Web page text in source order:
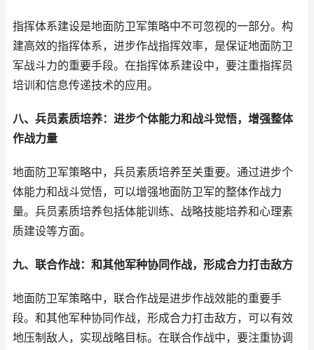
指挥体系建设是地面防卫军策略中不可忽视的一部分。构
建高效的指挥体系，进步作战指挥效率，是保证地面防卫
军战斗力的重要手段。在指挥体系建设中，要注重指挥员
培训和信息传递技术的应用。
八、兵员素质培养：进步个体能力和战斗觉悟，增强整体
作战力量
地面防卫军策略中，兵员素质培养至关重要。通过进步个
体能力和战斗觉悟，可以增强地面防卫军的整体作战力
量。兵员素质培养包括体能训练、战略技能培养和心理素
质建设等方面。
九、联合作战：和其他军种协同作战，形成合力打击敌方
地面防卫军策略中，联合作战是进步作战效能的重要手
段。和其他军种协同作战，形成合力打击敌方，可以有效
地压制敌人，实现战略目标。在联合作战中，要注重协调